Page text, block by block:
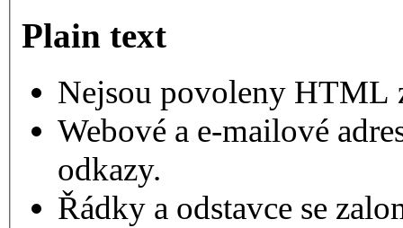
Plain text
Nejsou povoleny HTML
Webové a e-mailové
odkazy.
Řádky a odstavce se